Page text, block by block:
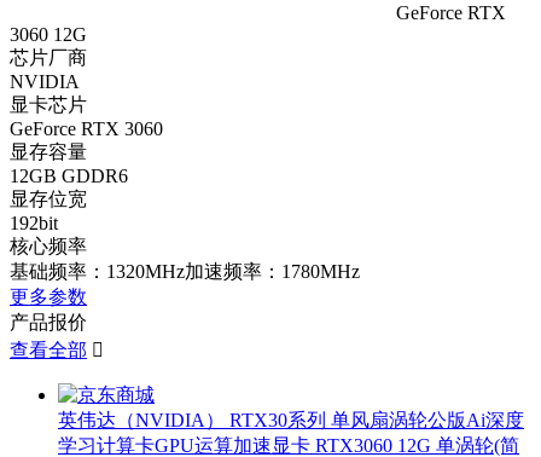
GeForce RTX
3060 12G
芯片厂商
NVIDIA
显卡芯片
GeForce RTX 3060
显存容量
12GB GDDR6
显存位宽
192bit
核心频率
基础频率：1320MHz加速频率：1780MHz
更多参数
产品报价
查看全部 
英伟达（NVIDIA） RTX30系列 单风扇涡轮公版Ai深度
学习计算卡GPU运算加速显卡 RTX3060 12G 单涡轮(简